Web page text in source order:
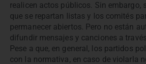
realicen actos públicos. Sin embargo,
que se repartan listas y los comités
permanecer abiertos. Pero no están
difundir mensajes y canciones a
Pese a que, en general, los partidos
con la normativa, en caso de violarla